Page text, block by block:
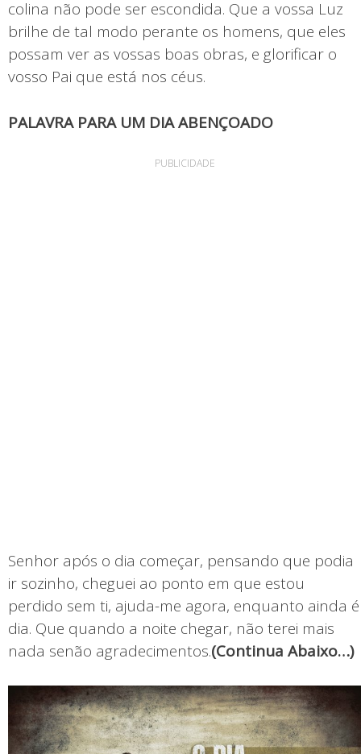
colina não pode ser escondida. Que a vossa Luz
brilhe de tal modo perante os homens, que eles
possam ver as vossas boas obras, e glorificar o
vosso Pai que está nos céus.
PALAVRA PARA UM DIA ABENÇOADO
PUBLICIDADE
Senhor após o dia começar, pensando que podia
ir sozinho, cheguei ao ponto em que estou
perdido sem ti, ajuda-me agora, enquanto ainda é
dia. Que quando a noite chegar, não terei mais
nada senão agradecimentos.(Continua Abaixo…)